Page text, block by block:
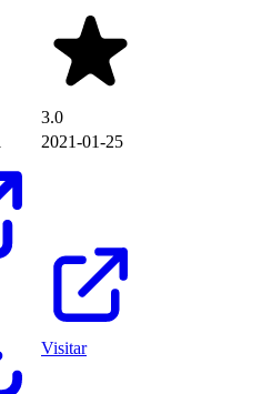
3.0
2021-01-25
Visitar